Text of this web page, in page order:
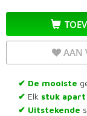
AAN
✔ De mooiste
✔ Elk stuk
✔ Uitstekende